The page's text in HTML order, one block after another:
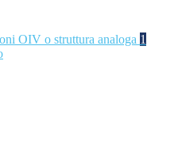
OIV o struttura analoga 1